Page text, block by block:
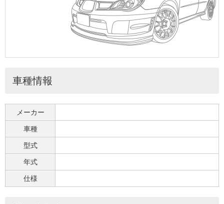
車種情報
メーカー
車種
型式
年式
仕様